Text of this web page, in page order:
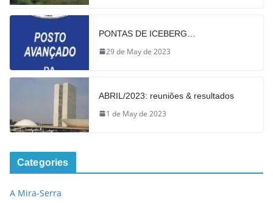
PONTAS DE ICEBERG…
29 de May de 2023
ABRIL/2023: reuniões & resultados
1 de May de 2023
Categories
A Mira-Serra